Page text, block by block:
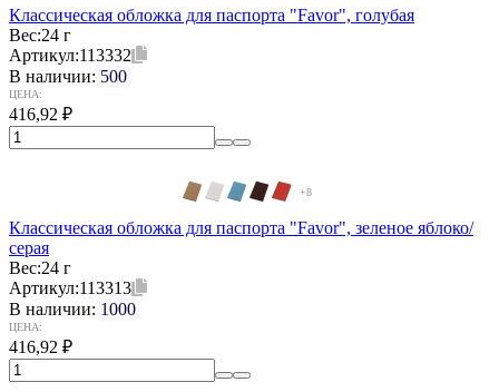
Классическая обложка для паспорта "Favor", голубая
Вес:24 г
Артикул:113332
В наличии: 500
ЦЕНА:
416,92 ₽
+8
Классическая обложка для паспорта "Favor", зеленое яблоко/
серая
Вес:24 г
Артикул:113313
В наличии: 1000
ЦЕНА:
416,92 ₽